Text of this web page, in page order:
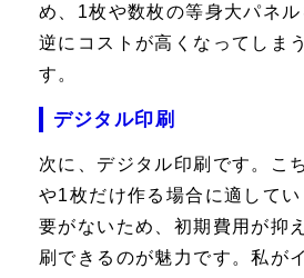
め、1枚や数枚の等身大パネル
逆にコストが高くなってしま
す。
デジタル印刷
次に、デジタル印刷です。こ
や1枚だけ作る場合に適して
要がないため、初期費用が抑
刷できるのが魅力です。私が